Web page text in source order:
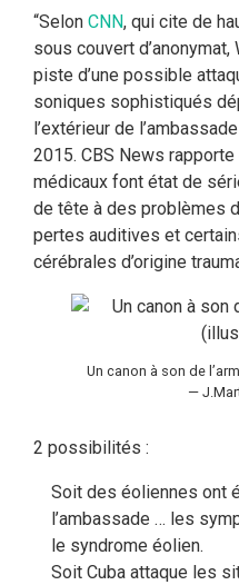
“Selon CNN, qui cite de
sous couvert
piste d’une possible
soniques sophistiqués
l’extérieur de
2015. CBS News
médicaux font état de
de tête à des problèmes
pertes auditives et
cérébrales d’origine
Un canon à son de
—
2 possibilités :
Soit des éoliennes ont
l’ambassade … les
le syndrome éolien.
Soit Cuba attaque les